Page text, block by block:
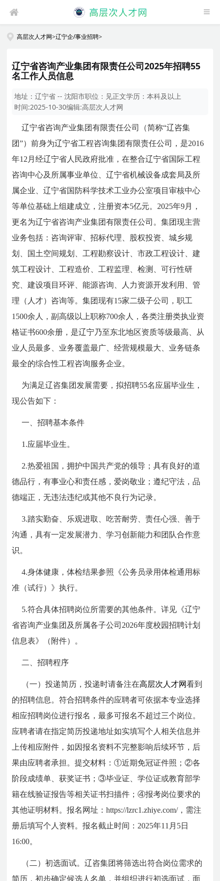
高层次人才网>辽宁企/事业招聘>
辽宁省咨询产业集团有限责任公司2025年招聘55
名工作人员信息
地址：辽宁省 -- 沈阳市职位： 见正文学历：本科及以上
时间:2025-10-30编辑:高层次人才网
辽宁省咨询产业集团有限责任公司（简称“辽咨集
团”）前身为辽宁省工程咨询集团有限责任公司，是2016
年12月经辽宁省人民政府批准，在整合辽宁省国际工程
咨询中心及所属事业单位、辽宁省机械设备成套局及所
属企业、辽宁省国防科学技术工业办公室项目审核中心
等单位基础上组建成立，注册资本5亿元。2025年9月，
更名为辽宁省咨询产业集团有限责任公司。集团现主营
业务包括：咨询评审、招标代理、股权投资、城乡规
划、国土空间规划、工程勘察设计、市政工程设计、建
筑工程设计、工程造价、工程监理、检测、可行性研
究、建设项目环评、能源咨询、人力资源开发利用、管
理（人才）咨询等。集团现有15家二级子公司，职工
1500余人，副高级以上职称700余人，各类注册类执业资
格证书600余册，是辽宁乃至东北地区资质等级最高、从
业人员最多、业务覆盖最广、经营规模最大、业务链条
最全的综合性工程咨询服务企业。
为满足辽咨集团发展需要，拟招聘55名应届毕业生，
现公告如下：
一、招聘基本条件
1.应届毕业生。
2.热爱祖国，拥护中国共产党的领导；具有良好的道
德品行，有事业心和责任感，爱岗敬业；遵纪守法，品
德端正，无违法违纪或其他不良行为记录。
3.踏实勤奋、乐观进取、吃苦耐劳、责任心强、善于
沟通，具有一定发展潜力、学习创新能力和团队合作意
识。
4.身体健康，体检结果参照《公务员录用体检通用标
准（试行）》执行。
5.符合具体招聘岗位所需要的其他条件。详见《辽宁
省咨询产业集团及所属各子公司2026年度校园招聘计划
信息表》（附件）。
二、招聘程序
（一）投递简历，投递时请备注在高层次人才网看到
的招聘信息。符合招聘条件的应聘者可依据本专业选择
相应招聘岗位进行报名，最多可报名不超过三个岗位。
应聘者请在指定简历投递地址如实填写个人相关信息并
上传相应附件，如因报名资料不完整影响后续环节，后
果由应聘者承担。提交材料：①近期免冠证件照；②各
阶段成绩单、获奖证书；③毕业证、学位证或教育部学
籍在线验证报告等相关证书扫描件；④报考岗位要求的
其他证明材料。报名网址：https://lzrc1.zhiye.com/，需注
册后填写个人资料。报名截止时间：2025年11月5日
16:00。
（二）初选面试。辽咨集团将筛选出符合岗位需求的
简历，初步确定候选人名单，并组织进行初选面试，面